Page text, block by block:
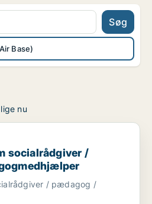
Søg
Base)
nu
/ pædagog /
socialrådgiver /
/ pædagog /